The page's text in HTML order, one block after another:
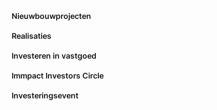
Nieuwbouwprojecten
Realisaties
Investeren in vastgoed
Immpact Investors Circle
Investeringsevent